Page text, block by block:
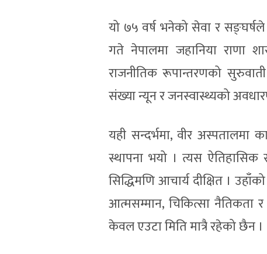
यो ७५ वर्ष भनेको सेवा र
गते नेपालमा जहानिया राणा
राजनीतिक रूपान्तरणको
संख्या न्यून र जनस्वास्थ्यको
यही सन्दर्भमा, वीर
स्थापना भयो । त्यस ऐतिहासिक
सिद्धिमणि आचार्य दीक्षित ।
आत्मसम्मान, चिकित्सा
केवल एउटा मिति मात्रै रहेको छैन ।